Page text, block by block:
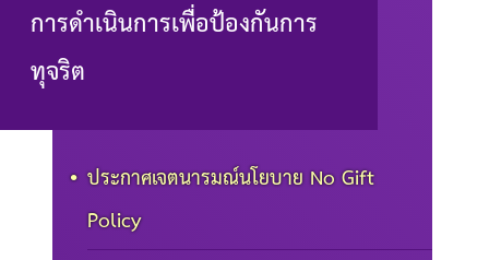
การดำเนินการเพื่อป้องกันการ
ทุจริต
ประกาศเจตนารมณ์นโยบาย No Gift
Policy